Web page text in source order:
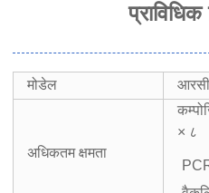
मोडेल
अधिकतम क्षमता
× ८